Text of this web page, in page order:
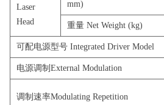
Laser
Head
mm)
重量 Net Weight (kg)
可配电源型号 Integrated Driver Model
电源调制External Modulation
调制速率Modulating Repetition